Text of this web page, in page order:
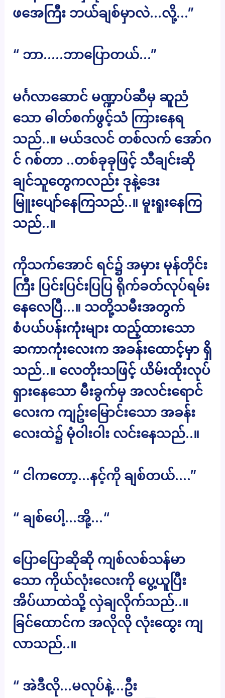
ဖအေကြီး ဘယ်ချစ်မှာလဲ…လို့…”
“ ဘာ…..ဘာပြောတယ်…”
မင်္ဂလာဆောင် မဏ္ဍာပ်ဆီမှ ဆူညံ
သော ဓါတ်စက်ဖွင့်သံ ကြားနေရ
သည်..။ မယ်ဒလင် တစ်လက် အော်ဂ
င် ဂစ်တာ ..တစ်ခုခုဖြင့် သီချင်းဆို
ချင်သူတွေကလည်း ဒုနဲ့ဒေး
မြူးပျော်နေကြသည်..။ မူးရူးနေကြ
သည်..။
ကိုသက်အောင် ရင်၌ အမှား မုန်တိုင်း
ကြီး ပြင်းပြင်းပြပြ ရိုက်ခတ်လုပ်ရမ်း
နေလေပြီ…။ သတို့သမီးအတွက်
စံပယ်ပန်းကုံးများ ထည့်ထားသော
ဆကာကုံးလေးက အခန်းထောင့်မှာ ရှိ
သည်..။ လေတိုးသဖြင့် ယိမ်းထိုးလုပ်
ရှားနေသော မီးခွက်မှ အလင်းရောင်
လေးက ကျဥ်းမြောင်းသော အခန်း
လေးထဲ၌ မုံဝါးဝါး လင်းနေသည်..။
“ ငါကတော့…နင့်ကို ချစ်တယ်….”
“ ချစ်ပေါ့…အို့…“
ပြောပြောဆိုဆို ကျစ်လစ်သန်မာ
သော ကိုယ်လုံးလေးကို ပွေ့ယူပြီး
အိပ်ယာထဲသို့ လှဲချလိုက်သည်..။
ခြင်ထောင်က အလိုလို လုံးထွေး ကျ
လာသည်..။
“ အဲဒီလို…မလုပ်နဲ့…ဦး